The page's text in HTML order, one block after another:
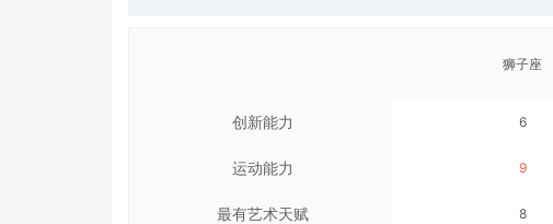
创新能力
运动能力
最有艺术天赋
狮子座
6
9
8